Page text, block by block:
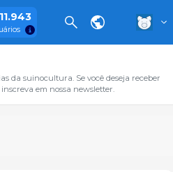
da suinocultura. Se você deseja receber
em nossa newsletter.